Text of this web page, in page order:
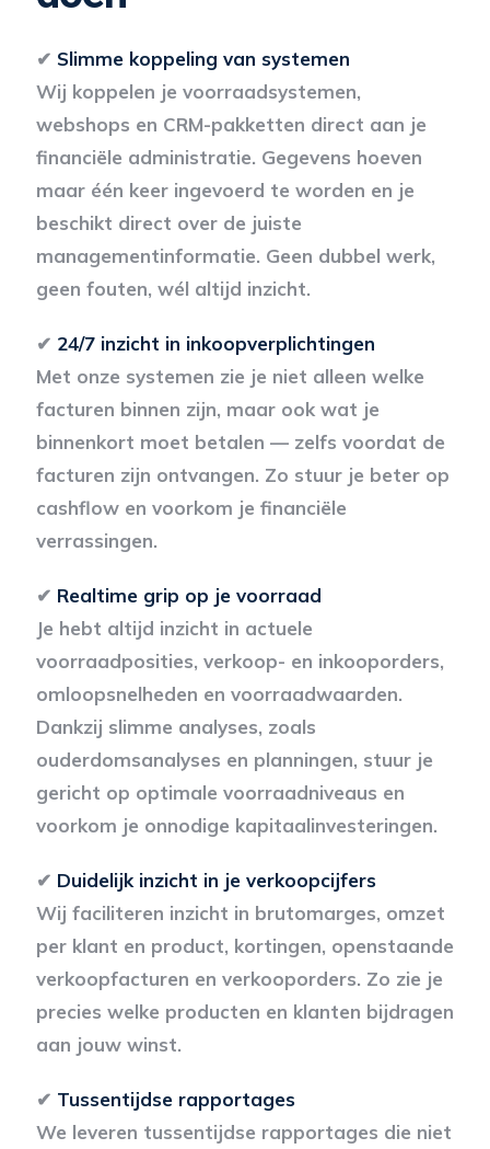
✔ Slimme koppeling van systemen
Wij koppelen je voorraadsystemen,
webshops en CRM-pakketten direct aan je
financiële administratie. Gegevens hoeven
maar één keer ingevoerd te worden en je
beschikt direct over de juiste
managementinformatie. Geen dubbel werk,
geen fouten, wél altijd inzicht.
✔ 24/7 inzicht in inkoopverplichtingen
Met onze systemen zie je niet alleen welke
facturen binnen zijn, maar ook wat je
binnenkort moet betalen — zelfs voordat de
facturen zijn ontvangen. Zo stuur je beter op
cashflow en voorkom je financiële
verrassingen.
✔ Realtime grip op je voorraad
Je hebt altijd inzicht in actuele
voorraadposities, verkoop- en inkooporders,
omloopsnelheden en voorraadwaarden.
Dankzij slimme analyses, zoals
ouderdomsanalyses en planningen, stuur je
gericht op optimale voorraadniveaus en
voorkom je onnodige kapitaalinvesteringen.
✔ Duidelijk inzicht in je verkoopcijfers
Wij faciliteren inzicht in brutomarges, omzet
per klant en product, kortingen, openstaande
verkoopfacturen en verkooporders. Zo zie je
precies welke producten en klanten bijdragen
aan jouw winst.
✔ Tussentijdse rapportages
We leveren tussentijdse rapportages die niet